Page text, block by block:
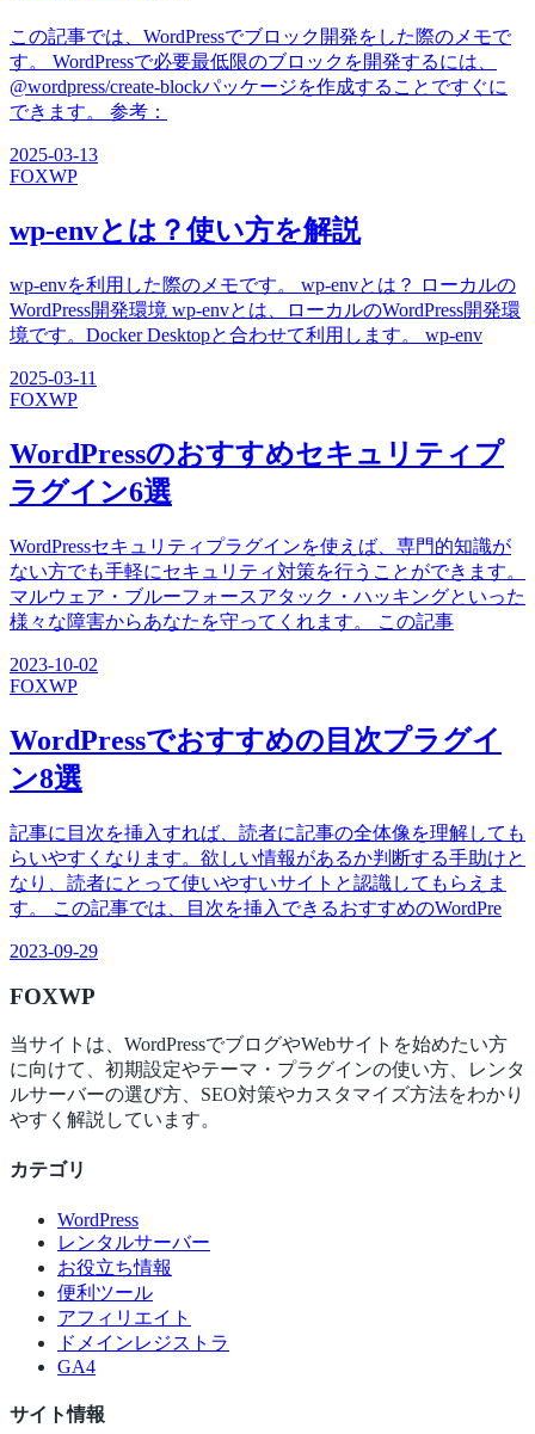
この記事では、WordPressでブロック開発をした際のメモで
す。 WordPressで必要最低限のブロックを開発するには、
@wordpress/create-blockパッケージを作成することですぐに
できます。 参考：
2025-03-13
FOXWP
wp-envとは？使い方を解説
wp-envを利用した際のメモです。 wp-envとは？ ローカルの
WordPress開発環境 wp-envとは、ローカルのWordPress開発環
境です。Docker Desktopと合わせて利用します。 wp-env
2025-03-11
FOXWP
WordPressのおすすめセキュリティプ
ラグイン6選
WordPressセキュリティプラグインを使えば、専門的知識が
ない方でも手軽にセキュリティ対策を行うことができます。
マルウェア・ブルーフォースアタック・ハッキングといった
様々な障害からあなたを守ってくれます。 この記事
2023-10-02
FOXWP
WordPressでおすすめの目次プラグイ
ン8選
記事に目次を挿入すれば、読者に記事の全体像を理解しても
らいやすくなります。欲しい情報があるか判断する手助けと
なり、読者にとって使いやすいサイトと認識してもらえま
す。 この記事では、目次を挿入できるおすすめのWordPre
2023-09-29
FOXWP
当サイトは、WordPressでブログやWebサイトを始めたい方
に向けて、初期設定やテーマ・プラグインの使い方、レンタ
ルサーバーの選び方、SEO対策やカスタマイズ方法をわかり
やすく解説しています。
カテゴリ
WordPress
レンタルサーバー
お役立ち情報
便利ツール
アフィリエイト
ドメインレジストラ
GA4
サイト情報